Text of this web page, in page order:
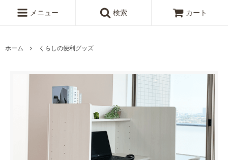
メニュー 検索 カート
ホーム くらしの便利グッズ